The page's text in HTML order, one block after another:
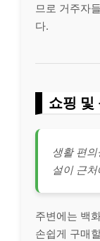
므로 거주자
다.
쇼핑 및
생활 편
설이 근
주변에는 백
손쉽게 구매